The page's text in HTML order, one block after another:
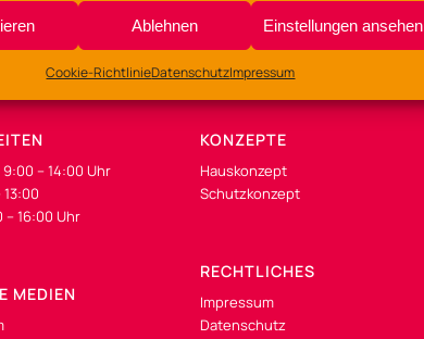
Ablehnen Einstellungen ansehen
Cookie-RichtlinieDatenschutzImpressum
– 14:00 Uhr
– 16:00 Uhr
MEDIEN
KONZEPTE
Hauskonzept
Schutzkonzept
RECHTLICHES
Impressum
Datenschutz